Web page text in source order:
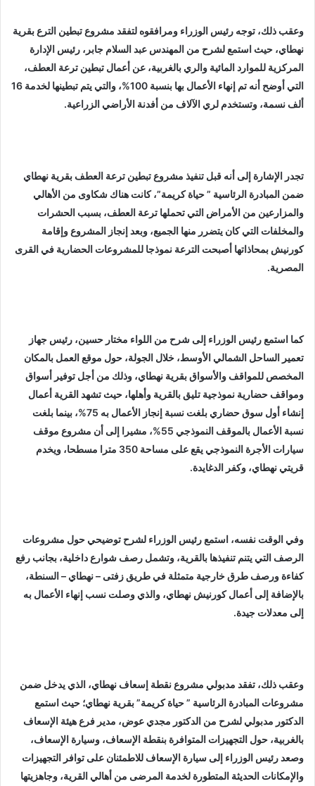
وعقب ذلك، توجه رئيس الوزراء ومرافقوه لتفقد مشروع تبطين الترع بقرية
نهطاي، حيث استمع لشرح من المهندس عبد السلام جابر، رئيس الإدارة
المركزية للموارد المائية والري بالغربية، عن أعمال تبطين ترعة العطف،
التي أوضح أنه تم إنهاء الأعمال بها بنسبة 100%، والتي يتم تبطينها لخدمة 16
ألف نسمة، وتستخدم لري الآلاف من أفدنة الأراضي الزراعية.
تجدر الإشارة إلى أنه قبل تنفيذ مشروع تبطين ترعة العطف بقرية نهطاي
ضمن المبادرة الرئاسية ” حياة كريمة”، كانت هناك شكاوى من الأهالي
والمزارعين من الأمراض التي تحملها ترعة العطف، بسبب الحشرات
والمخلفات التي كان يتضرر منها الجميع، وبعد إنجاز المشروع وإقامة
كورنيش بمحاذاتها أصبحت الترعة نموذجا للمشروعات الحضارية في القرى
المصرية.
كما استمع رئيس الوزراء إلى شرح من اللواء مختار حسين، رئيس جهاز
تعمير الساحل الشمالي الأوسط، خلال الجولة، حول موقع العمل بالمكان
المخصص للمواقف والأسواق بقرية نهطاي، وذلك من أجل توفير أسواق
ومواقف حضارية نموذجية تليق بالقرية وأهلها، حيث تشهد القرية أعمال
إنشاء أول سوق حضاري بلغت نسبة إنجاز الأعمال به 75%، بينما بلغت
نسبة الأعمال بالموقف النموذجي 55%، مشيرا إلى أن مشروع موقف
سيارات الأجرة النموذجي يقع على مساحة 350 مترا مسطحا، ويخدم
قريتي نهطاي، وكفر الدغايدة.
وفي الوقت نفسه، استمع رئيس الوزراء لشرح توضيحي حول مشروعات
الرصف التي يتنم تنفيذها بالقرية، وتشمل رصف شوارع داخلية، بجانب رفع
كفاءة ورصف طرق خارجية متمثلة في طريق زفتى – نهطاي – السنطة،
بالإضافة إلى أعمال كورنيش نهطاي، والذي وصلت نسب إنهاء الأعمال به
إلى معدلات جيدة.
وعقب ذلك، تفقد مدبولي مشروع نقطة إسعاف نهطاي، الذي يدخل ضمن
مشروعات المبادرة الرئاسية ” حياة كريمة” بقرية نهطاي؛ حيث استمع
الدكتور مدبولي لشرح من الدكتور مجدي عوض، مدير فرع هيئة الإسعاف
بالغربية، حول التجهيزات المتوافرة بنقطة الإسعاف، وسيارة الإسعاف،
وصعد رئيس الوزراء إلى سيارة الإسعاف للاطمئنان على توافر التجهيزات
والإمكانات الحديثة المتطورة لخدمة المرضى من أهالي القرية، وجاهزيتها